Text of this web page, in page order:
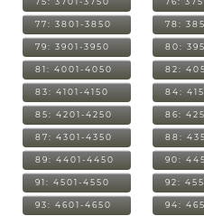
77: 3801-3850 78:
79: 3901-3950 80:
81: 4001-4050 82:
83: 4101-4150 84:
85: 4201-4250 86:
87: 4301-4350 88:
89: 4401-4450 90:
91: 4501-4550 92:
93: 4601-4650 94: